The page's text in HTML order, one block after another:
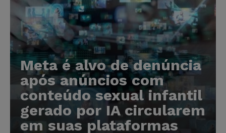
Meta é alvo de denúncia
após anúncios com
conteúdo sexual infantil
gerado por IA circularem
em suas plataformas